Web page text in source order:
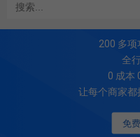
免
200 多项
全
0 成本
让每个商家都